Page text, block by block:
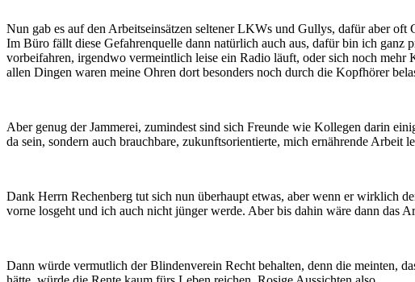
Nun gab es auf den Arbeitseinsätzen seltener LKWs und Gullys, dafür aber
Im Büro fällt diese Gefahrenquelle dann natürlich auch aus, dafür bin ich
vorbeifahren, irgendwo vermeintlich leise ein Radio läuft, oder sich noch
allen Dingen waren meine Ohren dort besonders noch durch die Kopfhörer
Aber genug der Jammerei, zumindest sind sich Freunde wie Kollegen darin
da sein, sondern auch brauchbare, zukunftsorientierte, mich ernährende Arbeit
Dank Herrn Rechenberg tut sich nun überhaupt etwas, aber wenn er wirklich
vorne losgeht und ich auch nicht jünger werde. Aber bis dahin wäre dann das
Dann würde vermutlich der Blindenverein Recht behalten, denn die meinten,